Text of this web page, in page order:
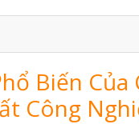
Biến Của
Công